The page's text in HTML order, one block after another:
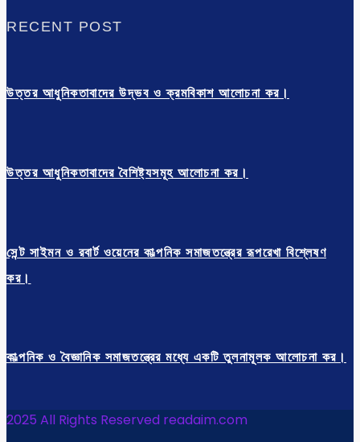
RECENT POST
উত্তর আধুনিকতাবাদের উদ্ভব ও ক্রমবিকাশ আলোচনা কর।
উত্তর আধুনিকতাবাদের বৈশিষ্ট্যসমূহ আলোচনা কর।
সেন্ট সাইমন ও রবার্ট ওয়েনের কাল্পনিক সমাজতন্ত্রের রূপরেখা বিশ্লেষণ
কর।
কাল্পনিক ও বৈজ্ঞানিক সমাজতন্ত্রের মধ্যে একটি তুলনামূলক আলোচনা কর।
2025 All Rights Reserved readaim.com